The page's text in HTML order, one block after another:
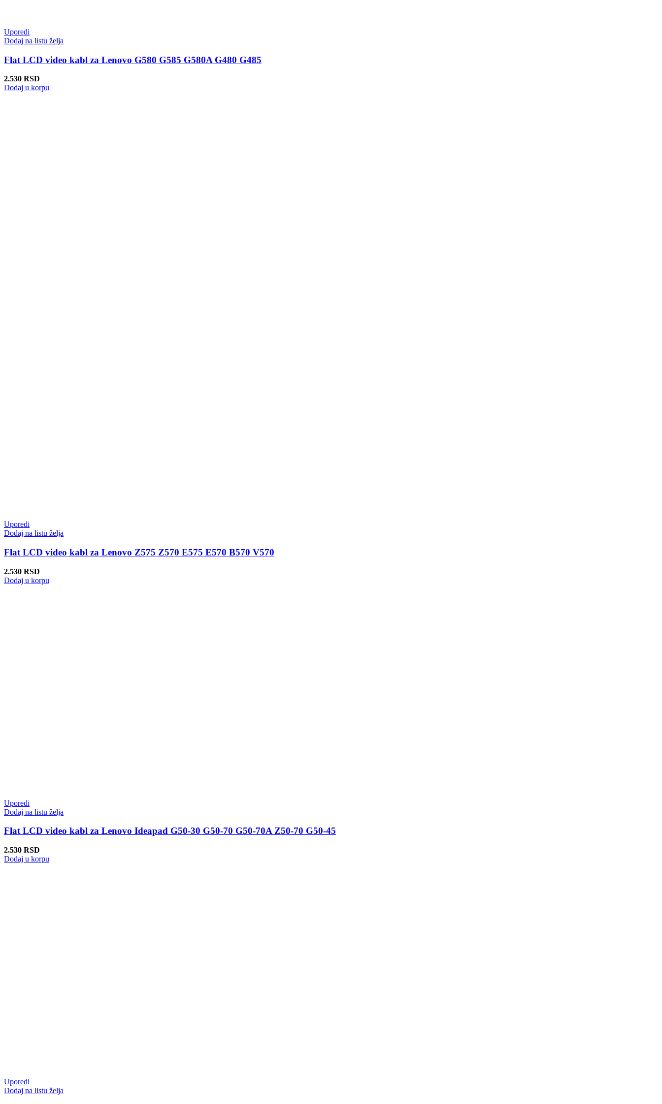
Uporedi
Dodaj na listu želja
Flat LCD video kabl za Lenovo G580 G585 G580A G480 G485
2.530 RSD
Dodaj u korpu
Uporedi
Dodaj na listu želja
Flat LCD video kabl za Lenovo Z575 Z570 E575 E570 B570 V570
2.530 RSD
Dodaj u korpu
Uporedi
Dodaj na listu želja
Flat LCD video kabl za Lenovo Ideapad G50-30 G50-70 G50-70A Z50-70 G50-45
2.530 RSD
Dodaj u korpu
Uporedi
Dodaj na listu želja